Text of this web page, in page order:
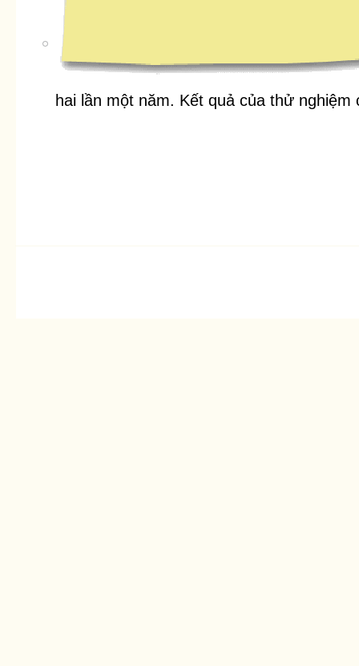
hai lần một năm. Kết quả của thử nghiệm